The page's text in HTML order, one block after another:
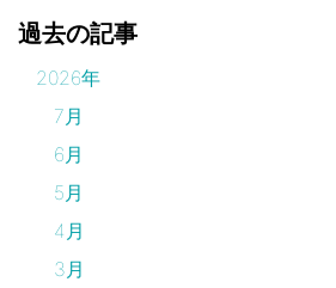
過去の記事
2026年
7月
6月
5月
4月
3月